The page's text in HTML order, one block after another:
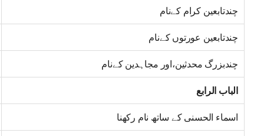
چندتابعین کرام کےنام
چندتابعین عورتوں کےنام
چندبزرگ محدثین،اور مجاہدین کےنام
الباب الرابع
اسماء الحسنی کے ساتھ نام رکھنا